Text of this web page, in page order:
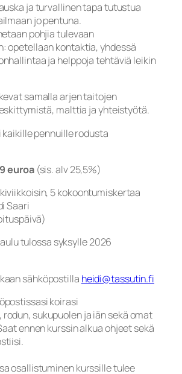
ja turvallinen tapa tutustua
jo pentuna.
pohjia tulevaan
opetellaan kontaktia, yhdessä
ja helppoja tehtäviä leikin
samalla arjen taitojen
malttia ja yhteistyötä.
pennuille rodusta
euroa(sis. alv 25,5%)
5 kokoontumiskertaa
Saari
tulossa syksylle 2026
sähköpostilla heidi@tassutin.fi
koirasi
sukupuolen ja iän sekä omat
ennen kurssin alkua ohjeet sekä
osallistuminen kurssille tulee